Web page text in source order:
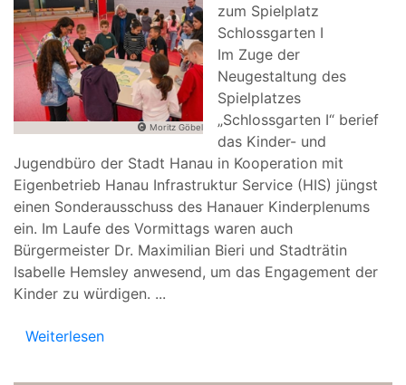
Moritz Göbel
zum Spielplatz
Schlossgarten I
Im Zuge der
Neugestaltung des
Spielplatzes
„Schlossgarten I“ berief
das Kinder- und
Jugendbüro der Stadt Hanau in Kooperation mit
Eigenbetrieb Hanau Infrastruktur Service (HIS) jüngst
einen Sonderausschuss des Hanauer Kinderplenums
ein. Im Laufe des Vormittags waren auch
Bürgermeister Dr. Maximilian Bieri und Stadträtin
Isabelle Hemsley anwesend, um das Engagement der
Kinder zu würdigen. ...
Weiterlesen